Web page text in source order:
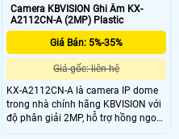
Camera KBVISION Ghi Âm KX-
A2112CN-A (2MP) Plastic
Giá Bán: 5%-35%
Giá gốc: liên hệ
KX-A2112CN-A là camera IP dome
trong nhà chính hãng KBVISION với
độ phân giải 2MP, hỗ trợ hồng ngoại
lên đến 30m và tích hợp mic ghi âm.